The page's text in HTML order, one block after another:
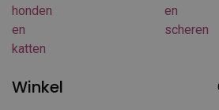
honden
en
katten
en
scheren
Winkel